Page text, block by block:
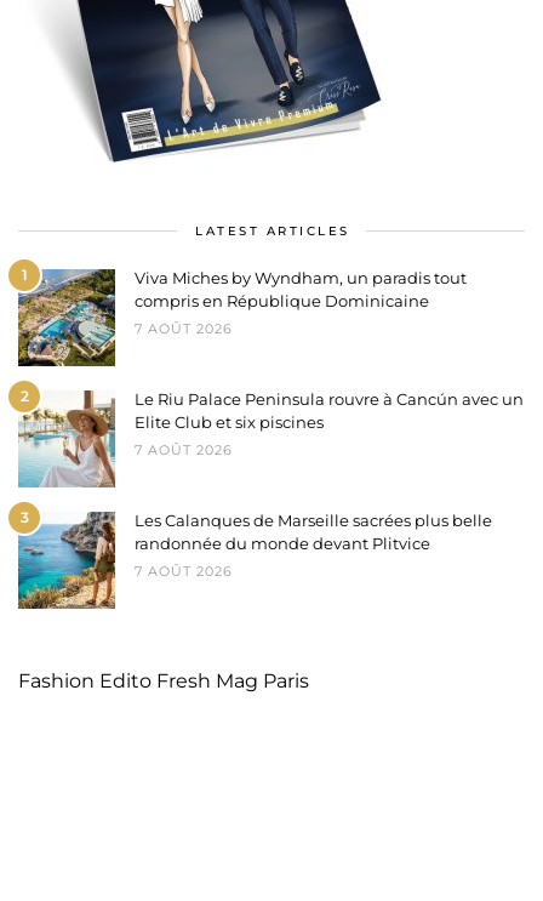
LATEST ARTICLES
1
Viva Miches by Wyndham, un paradis tout
compris en République Dominicaine
7 AOÛT 2026
2
Le Riu Palace Peninsula rouvre à Cancún avec un
Elite Club et six piscines
7 AOÛT 2026
3
Les Calanques de Marseille sacrées plus belle
randonnée du monde devant Plitvice
7 AOÛT 2026
Fashion Edito Fresh Mag Paris